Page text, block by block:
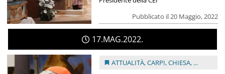
Pubblicato il 20 Maggio, 2022
17 MAG 2022
ATTUALITÀ,CARPI,CHIESA, ...